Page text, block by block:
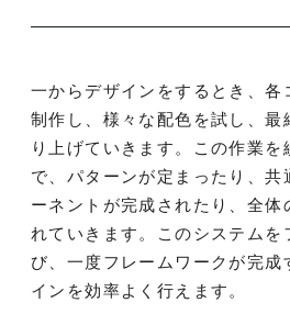
一からデザインをするとき、各
制作し、様々な配色を試し、最
り上げていきます。この作業を
で、パターンが定まったり、共
ーネントが完成されたり、全体
れていきます。このシステムを
び、一度フレームワークが完成
インを効率よく行えます。